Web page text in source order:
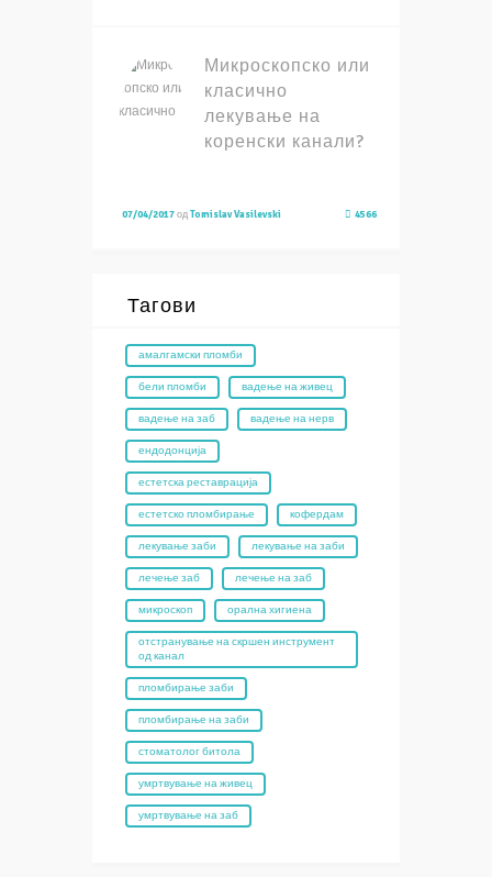
Микроскопско или
класично
лекување на
коренски канали?
07/04/2017одTomislav Vasilevski 4566
Тагови
амалгамски пломби
бели пломби вадење на живец
вадење на заб вадење на нерв
ендодонција
естетска реставрација
естетско пломбирање кофердам
лекување заби лекување на заби
лечење заб лечење на заб
микроскоп орална хигиена
отстранување на скршен инструмент
од канал
пломбирање заби
пломбирање на заби
стоматолог битола
умртвување на живец
умртвување на заб